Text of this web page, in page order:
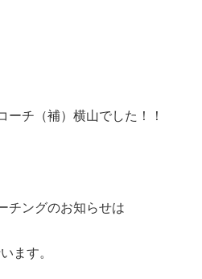
ーチ（補）横山でした！！
チングのお知らせは
ます。